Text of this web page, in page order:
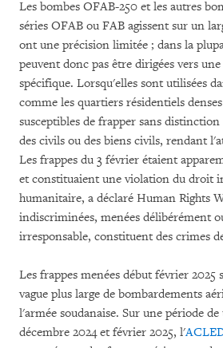
Les bombes OFAB-250 et les autres
séries OFAB ou FAB agissent sur un
ont une précision limitée ; dans la
peuvent donc pas être dirigées vers
spécifique. Lorsqu'elles sont utilisées
comme les quartiers résidentiels
susceptibles de frapper sans
des civils ou des biens civils, rendant
Les frappes du 3 février étaient
et constituaient une violation du droit
humanitaire, a déclaré Human Rights
indiscriminées, menées délibérément
irresponsable, constituent des crimes
Les frappes menées début février 2025
vague plus large de bombardements
l'armée soudanaise. Sur une période
décembre 2024 et février 2025, l'